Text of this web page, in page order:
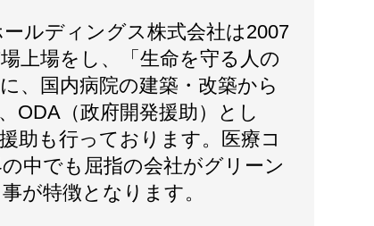
ルディングス株式会社は2007
上場をし、「生命を守る人の
、国内病院の建築・改築から
ODA（政府開発援助）とし
助も行っております。医療コ
中でも屈指の会社がグリーン
が特徴となります。